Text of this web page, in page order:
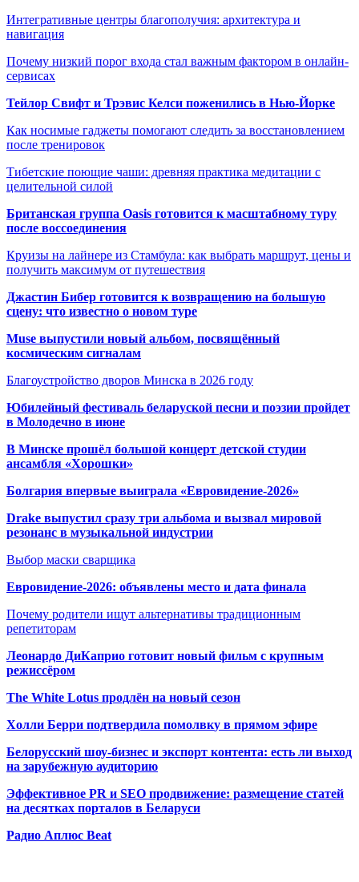
Интегративные центры благополучия: архитектура и
навигация
Почему низкий порог входа стал важным фактором в онлайн-
сервисах
Тейлор Свифт и Трэвис Келси поженились в Нью-Йорке
Как носимые гаджеты помогают следить за восстановлением
после тренировок
Тибетские поющие чаши: древняя практика медитации с
целительной силой
Британская группа Oasis готовится к масштабному туру
после воссоединения
Круизы на лайнере из Стамбула: как выбрать маршрут, цены и
получить максимум от путешествия
Джастин Бибер готовится к возвращению на большую
сцену: что известно о новом туре
Muse выпустили новый альбом, посвящённый
космическим сигналам
Благоустройство дворов Минска в 2026 году
Юбилейный фестиваль беларуской песни и поэзии пройдет
в Молодечно в июне
В Минске прошёл большой концерт детской студии
ансамбля «Хорошки»
Болгария впервые выиграла «Евровидение-2026»
Drake выпустил сразу три альбома и вызвал мировой
резонанс в музыкальной индустрии
Выбор маски сварщика
Евровидение-2026: объявлены место и дата финала
Почему родители ищут альтернативы традиционным
репетиторам
Леонардо ДиКаприо готовит новый фильм с крупным
режиссёром
The White Lotus продлён на новый сезон
Холли Берри подтвердила помолвку в прямом эфире
Белорусский шоу-бизнес и экспорт контента: есть ли выход
на зарубежную аудиторию
Эффективное PR и SEO продвижение: размещение статей
на десятках порталов в Беларуси
Радио Аплюс Beat